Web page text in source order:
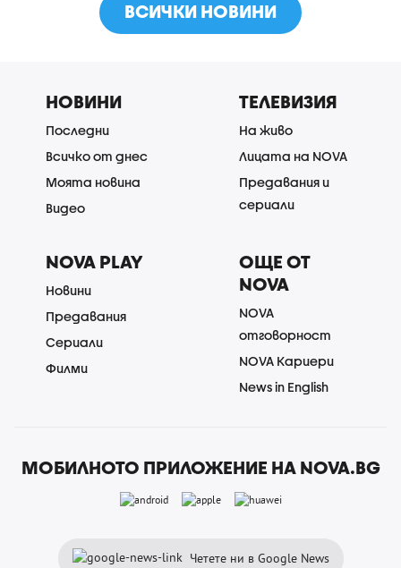
ВСИЧКИ НОВИНИ
НОВИНИ
Последни
Всичко от днес
Моята новина
Видео
ТЕЛЕВИЗИЯ
На живо
Лицата на NOVA
Предавания и
сериали
NOVA PLAY
Новини
Предавания
Сериали
Филми
ОЩЕ ОТ
NOVA
NOVA
отговорност
NOVA Кариери
News in English
МОБИЛНОТО ПРИЛОЖЕНИЕ НА NOVA.BG
Четете ни в Google News